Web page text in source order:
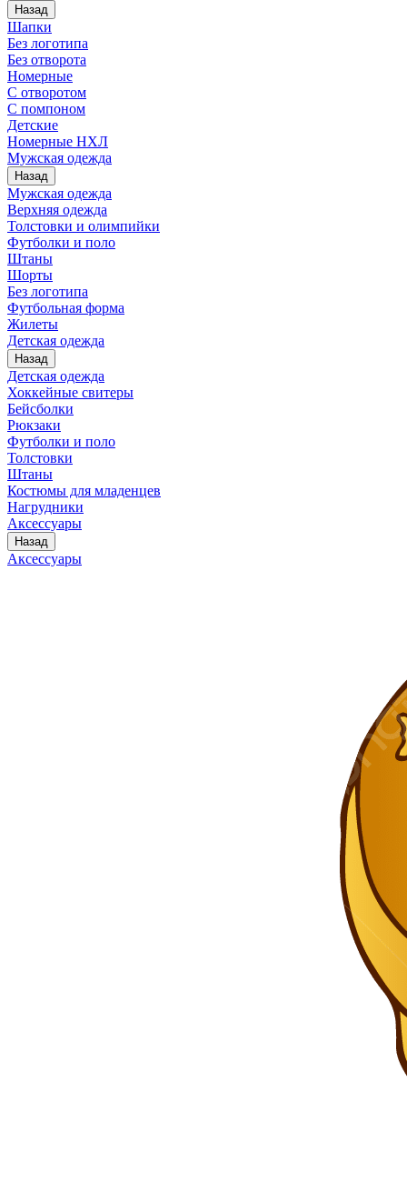
Назад
Шапки
Без логотипа
Без отворота
Номерные
С отворотом
С помпоном
Детские
Номерные НХЛ
Мужская одежда
Назад
Мужская одежда
Верхняя одежда
Толстовки и олимпийки
Футболки и поло
Штаны
Шорты
Без логотипа
Футбольная форма
Жилеты
Детская одежда
Назад
Детская одежда
Хоккейные свитеры
Бейсболки
Рюкзаки
Футболки и поло
Толстовки
Штаны
Костюмы для младенцев
Нагрудники
Аксессуары
Назад
Аксессуары